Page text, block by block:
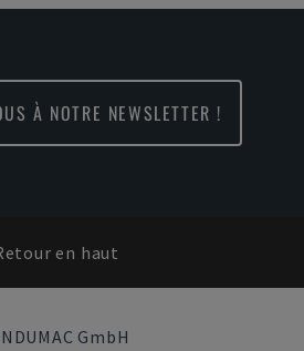
À NOTRE NEWSLETTER !
en haut
GmbH